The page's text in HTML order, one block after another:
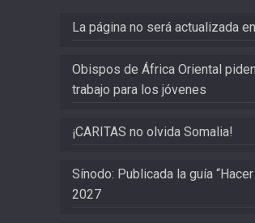
La página no será actualizada
Obispos de África Oriental
trabajo para los jóvenes
¡CARITAS no olvida Somalia!
Sínodo: Publicada la guía
2027